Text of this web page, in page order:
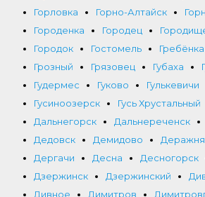
Горловка
Горно-Алтайск
Городенка
Городец
Городок
Гостомель Гребёнка
Грозный
Грязовец Губаха
Гудермес
Гуково Гулькевичи
Гусиноозерск
Гусь Хрустальный
Дальнегорск
Дальнереченск
Дедовск
Демидово Деражня
Дергачи
Десна Десногорск
Дзержинск
Дзержинский
Дивное
Димитров